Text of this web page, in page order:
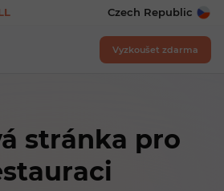
Czech Republic
Vyzkoušet zdarma
stránka pro